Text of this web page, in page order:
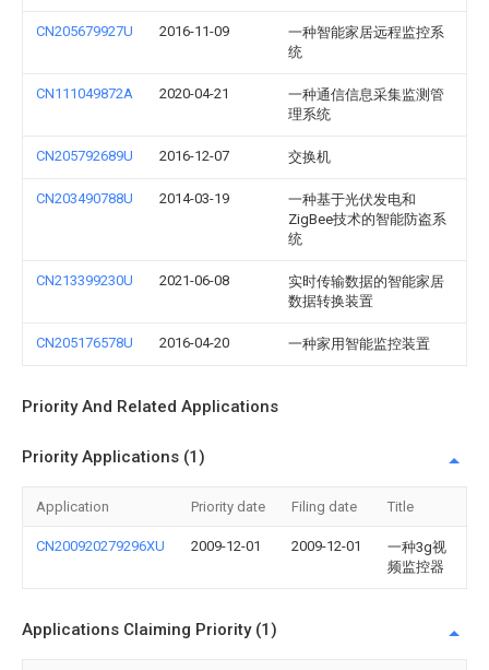
CN205679927U 2016-11-09
一种智能家居远程监控系
统
CN111049872A 2020-04-21
一种通信信息采集监测管
理系统
CN205792689U 2016-12-07 交换机
CN203490788U 2014-03-19
一种基于光伏发电和
ZigBee技术的智能防盗系
统
CN213399230U 2021-06-08
实时传输数据的智能家居
数据转换装置
CN205176578U 2016-04-20 一种家用智能监控装置
Priority And Related Applications
Priority Applications (1)
Application Priority date Filing date Title
CN200920279296XU 2009-12-01 2009-12-01
一种3g视
频监控器
Applications Claiming Priority (1)